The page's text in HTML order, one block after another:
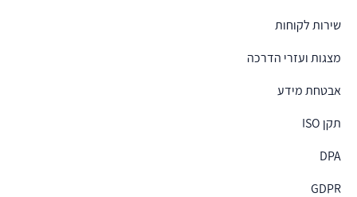
שירות לקוחות
מצגות ועזרי הדרכה
אבטחת מידע
תקן ISO
DPA
GDPR